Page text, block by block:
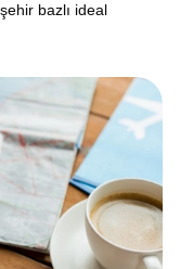
bazlı ideal